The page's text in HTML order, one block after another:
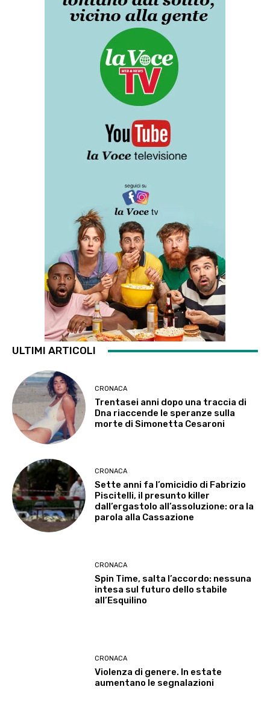
ULTIMI ARTICOLI
CRONACA
Trentasei anni dopo una traccia di
Dna riaccende le speranze sulla
morte di Simonetta Cesaroni
CRONACA
Sette anni fa l’omicidio di Fabrizio
Piscitelli, il presunto killer
dall’ergastolo all’assoluzione: ora la
parola alla Cassazione
CRONACA
Spin Time, salta l’accordo: nessuna
intesa sul futuro dello stabile
all’Esquilino
CRONACA
Violenza di genere. In estate
aumentano le segnalazioni